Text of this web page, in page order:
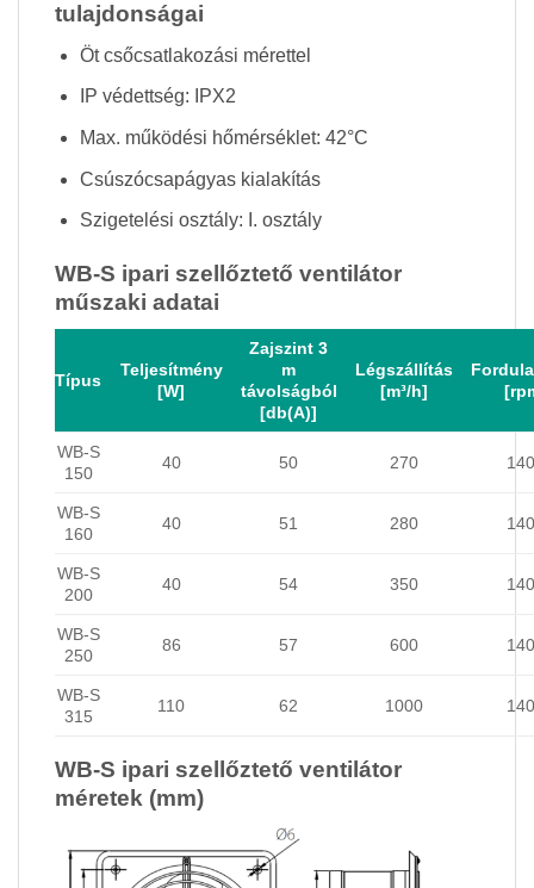
tulajdonságai
Öt csőcsatlakozási mérettel
IP védettség: IPX2
Max. működési hőmérséklet: 42°C
Csúszócsapágyas kialakítás
Szigetelési osztály: I. osztály
WB-S ipari szellőztető ventilátor
műszaki adatai
Típus
Teljesítmény
[W]
Zajszint 3
m
távolságból
[db(A)]
Légszállítás
[m³/h]
WB-S
150
40 50 270
WB-S
160
40 51 280
WB-S
200
40 54 350
WB-S
250
86 57 600
WB-S
315
110 62 1000
WB-S ipari szellőztető ventilátor
méretek (mm)